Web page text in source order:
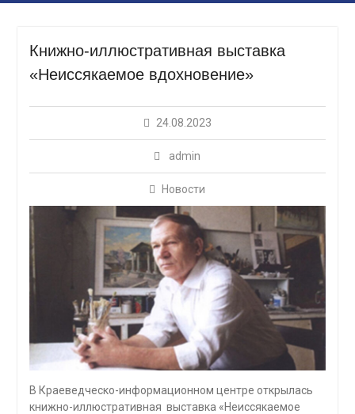
Книжно-иллюстративная выставка
«Неиссякаемое вдохновение»
24.08.2023
admin
Новости
В Краеведческо-информационном центре открылась
книжно-иллюстративная выставка «Неиссякаемое